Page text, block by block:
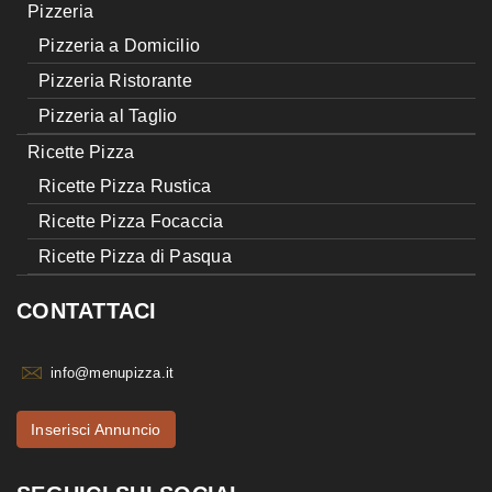
Pizzeria
Pizzeria a Domicilio
Pizzeria Ristorante
Pizzeria al Taglio
Ricette Pizza
Ricette Pizza Rustica
Ricette Pizza Focaccia
Ricette Pizza di Pasqua
CONTATTACI
info@menupizza.it
Inserisci Annuncio